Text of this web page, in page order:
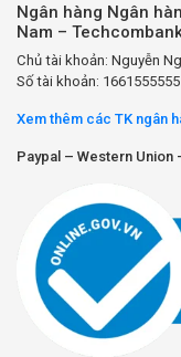
Ngân hàng Ngân
Nam –
Chủ tài khoản: Nguyễn
Số tài khoản: 1661555555
Xem thêm các TK ngân
Paypal – Western Union